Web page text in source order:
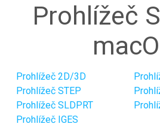
Stáhnout
macOS (universal DMG)
Linux (.deb 64-bit)
Linux (.rpm 64-bit)
Prohlížeč
Prohlížeč 2D/3D
Prohlížeč STEP
Prohlížeč SLDPRT
Prohlížeč IGES